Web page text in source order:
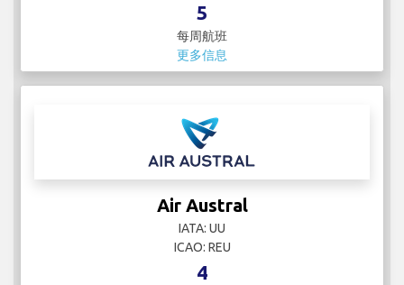
5
每周航班
更多信息
Air Austral
IATA: UU
ICAO: REU
4